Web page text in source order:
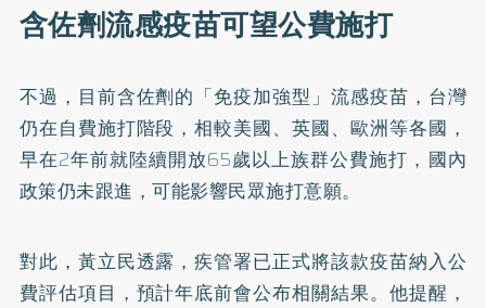
含佐劑流感疫苗可望公費施打
不過，目前含佐劑的「免疫加強型」流感疫苗，台灣
仍在自費施打階段，相較美國、英國、歐洲等各國，
早在2年前就陸續開放65歲以上族群公費施打，國內
政策仍未跟進，可能影響民眾施打意願。
對此，黃立民透露，疾管署已正式將該款疫苗納入公
費評估項目，預計年底前會公布相關結果。他提醒，